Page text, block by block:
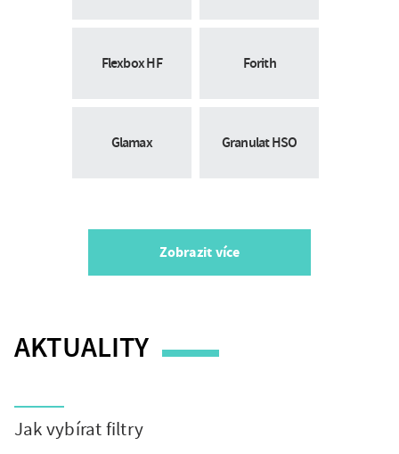
Flexbox HF Forith
Glamax Granulat HSO
Zobrazit více
AKTUALITY
Jak vybírat filtry